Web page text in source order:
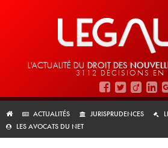
L'ACTUALITÉ DU DROIT DES
3112 DÉCISIONS EN
ACTUALITÉS JURISPRUDENCES
LES AVOCATS DU NET